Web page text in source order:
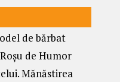
de bărbat
de Humor
Mănăstirea